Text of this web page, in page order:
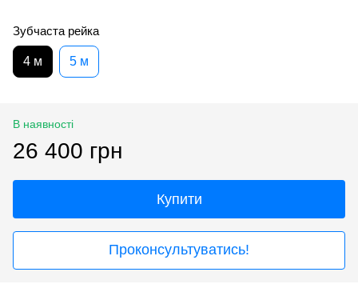
Зубчаста рейка
4 м 5 м
В наявності
26 400 грн
Купити
Проконсультуватись!